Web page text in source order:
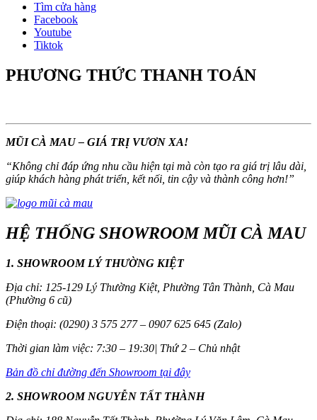
Tìm cửa hàng
Facebook
Youtube
Tiktok
PHƯƠNG THỨC THANH TOÁN
MŨI CÀ MAU – GIÁ TRỊ VƯƠN XA!
“Không chỉ đáp ứng nhu cầu hiện tại mà còn tạo ra giá trị lâu dài,
giúp khách hàng phát triển, kết nối, tin cậy và thành công hơn!”
HỆ THỐNG SHOWROOM MŨI CÀ MAU
1. SHOWROOM LÝ THƯỜNG KIỆT
Địa chỉ: 125-129 Lý Thường Kiệt, Phường Tân Thành, Cà Mau
(Phường 6 cũ)
Điện thoại: (0290) 3 575 277 – 0907 625 645 (Zalo)
Thời gian làm việc: 7:30 – 19:30| Thứ 2 – Chủ nhật
Bản đồ chỉ đường đến Showroom tại đây
2. SHOWROOM NGUYỄN TẤT THÀNH